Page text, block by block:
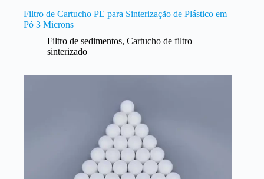
Filtro de Cartucho PE para Sinterização de Plástico em
Pó 3 Microns
Filtro de sedimentos, Cartucho de filtro
sinterizado